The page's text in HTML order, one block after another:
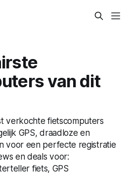
van dit
verkochte fietscomputers
GPS, draadloze en
voor een perfecte registratie
en deals voor:
fiets, GPS